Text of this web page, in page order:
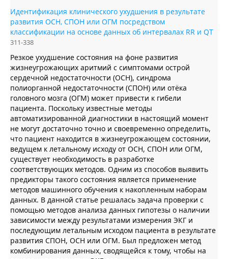
Идентификация клинического ухудшения в результате
развития ОСН, СПОН или ОГМ посредством
классификации на основе данных об интервалах RR и QT
311-338
Резкое ухудшение состояния на фоне развития
жизнеугрожающих аритмий с симптомами острой
сердечной недостаточности (ОСН), синдрома
полиорганной недостаточности (СПОН) или отёка
головного мозга (ОГМ) может привести к гибели
пациента. Поскольку известные методы
автоматизированной диагностики в настоящий момент
не могут достаточно точно и своевременно определить,
что пациент находится в жизнеугрожающем состоянии,
ведущем к летальному исходу от ОСН, СПОН или ОГМ,
существует необходимость в разработке
соответствующих методов. Одним из способов выявить
предикторы такого состояния является применение
методов машинного обучения к накопленным наборам
данных. В данной статье решалась задача проверки с
помощью методов анализа данных гипотезы о наличии
зависимости между результатами измерения ЭКГ и
последующим летальным исходом пациента в результате
развития СПОН, ОСН или ОГМ. Был предложен метод
комбинирования данных, сводящейся к тому, чтобы на